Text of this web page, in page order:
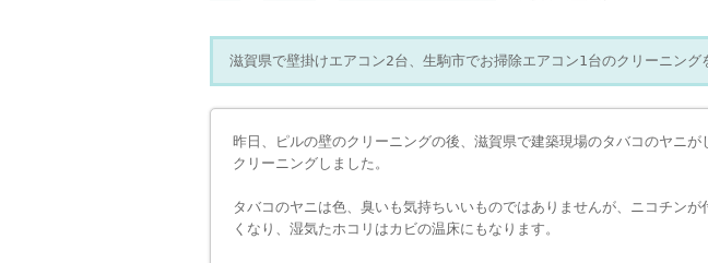
滋賀県で壁掛けエアコン2台、生駒市でお掃除エアコン1台のクリーニング
昨日、ピルの壁のクリーニングの後、滋賀県で建築現場のタバコのヤニ
クリーニングしました。
タバコのヤニは色、臭いも気持ちいいものではありませんが、ニコチン
くなり、湿気たホコリはカビの温床にもなります。